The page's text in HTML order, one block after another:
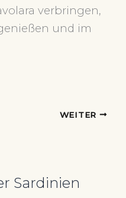
verbringen,
und im
WEITER
Sardinien